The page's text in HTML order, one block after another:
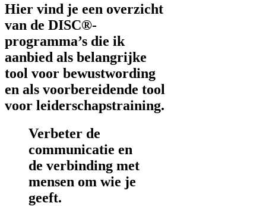
Hier vind je een overzicht
van de DISC®-
programma’s die ik
aanbied als belangrijke
tool voor bewustwording
en als voorbereidende tool
voor leiderschapstraining.
Verbeter de
communicatie en
de verbinding met
mensen om wie je
geeft.